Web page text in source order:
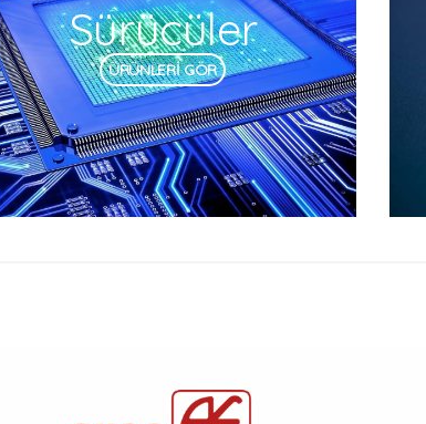
Sürücüler
ÜRÜNLERİ GÖR